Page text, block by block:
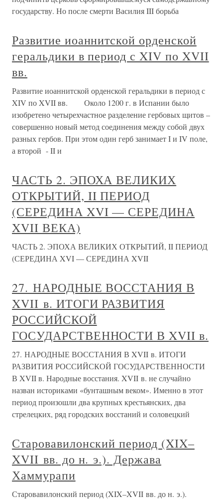
государству. Но после смерти Василия III борьба
Развитие иоаннитской орденской
геральдики в период с XIV по XVII
вв.
Развитие иоаннитской орденской геральдики в период с
XIV по XVII вв. Около 1200 г. в Испании было
изобретено четырехчастное разделение гербовых щитов –
совершенно новый метод соединения между собой двух
разных гербов. При этом один герб занимает I и IV поле,
а второй - II и
ЧАСТЬ 2. ЭПОХА ВЕЛИКИХ
ОТКРЫТИЙ, II ПЕРИОД
(СЕРЕДИНА XVI — СЕРЕДИНА
XVII ВЕКА)
ЧАСТЬ 2. ЭПОХА ВЕЛИКИХ ОТКРЫТИЙ, II ПЕРИОД
(СЕРЕДИНА XVI — СЕРЕДИНА XVII
27. НАРОДНЫЕ ВОССТАНИЯ В
XVII в. ИТОГИ РАЗВИТИЯ
РОССИЙСКОЙ
ГОСУДАРСТВЕННОСТИ В XVII в.
27. НАРОДНЫЕ ВОССТАНИЯ В XVII в. ИТОГИ
РАЗВИТИЯ РОССИЙСКОЙ ГОСУДАРСТВЕННОСТИ
В XVII в. Народные восстания. XVII в. не случайно
назван историками «бунташным веком». Именно в этот
период произошли два крупных крестьянских, два
стрелецких, ряд городских восстаний и соловецкий
Старовавилонский период (XIX–
XVII вв. до н. э.). Держава
Хаммурапи
Старовавилонский период (XIX–XVII вв. до н. э.).